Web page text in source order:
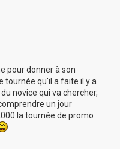
pour donner à son
tournée qu'il a faite il y a
novice qui va chercher,
un jour
la tournée de promo